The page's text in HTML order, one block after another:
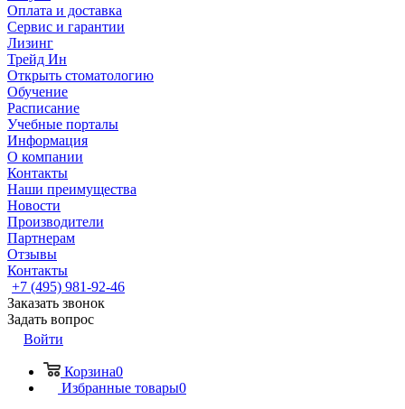
Оплата и доставка
Сервис и гарантии
Лизинг
Трейд Ин
Открыть стоматологию
Обучение
Расписание
Учебные порталы
Информация
О компании
Контакты
Наши преимущества
Новости
Производители
Партнерам
Отзывы
Контакты
+7 (495) 981-92-46
Заказать звонок
Задать вопрос
Войти
Корзина0
Избранные товары0